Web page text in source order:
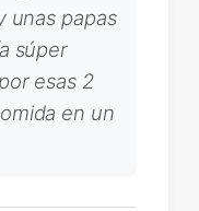
unas papas
súper
esas 2
en un